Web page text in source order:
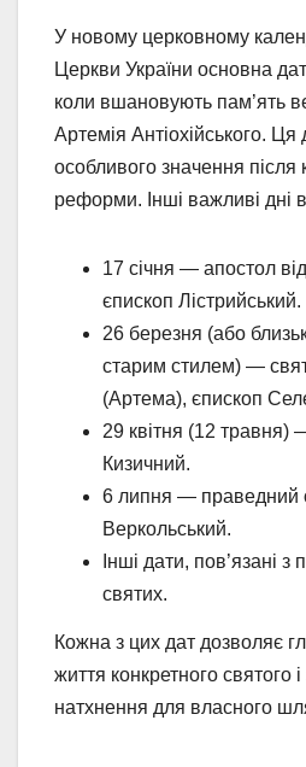
У новому церковному
Церкви України основна
коли вшановують пам’ять
Артемія Антіохійського. Ця
особливого значення після
реформи. Інші важливі дні
17 січня — апостол
єпископ Лістрийський.
26 березня (або
старим стилем) —
(Артема), єпископ
29 квітня (12
Кизичний.
6 липня — праведний
Веркольський.
Інші дати, пов’язані з
святих.
Кожна з цих дат дозволяє
життя конкретного святого
натхнення для власного